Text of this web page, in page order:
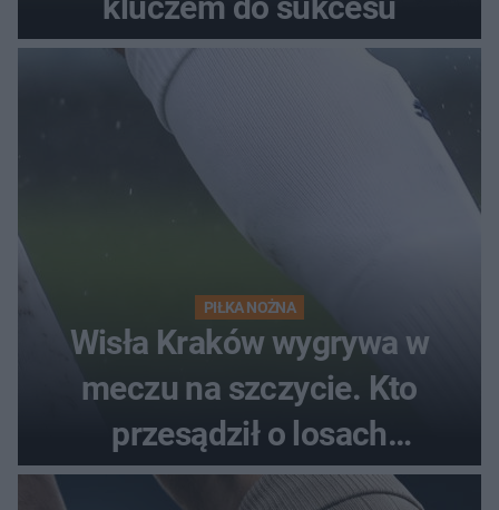
PIŁKA NOŻNA
Wisła Kraków wygrywa w
meczu na szczycie. Kto
przesądził o losach
spotkania?